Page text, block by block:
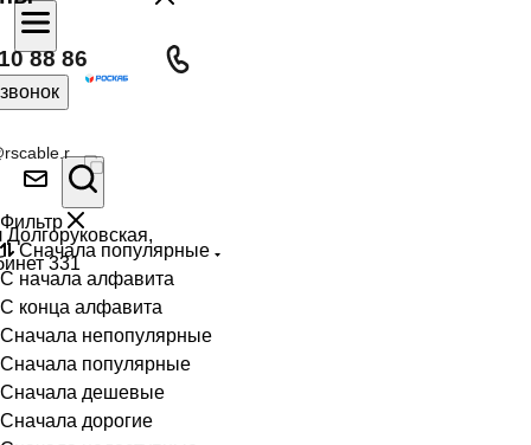
88 86
331
Фильтр
Сначала популярные
С начала алфавита
С конца алфавита
Сначала непопулярные
Сначала популярные
Сначала дешевые
Сначала дорогие